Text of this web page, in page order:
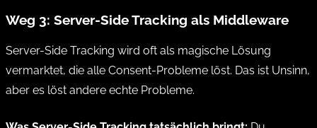
Weg 3: Server-Side Tracking als Middleware
Server-Side Tracking wird oft als magische Lösung
vermarktet, die alle Consent-Probleme löst. Das ist Unsinn,
aber es löst andere echte Probleme.